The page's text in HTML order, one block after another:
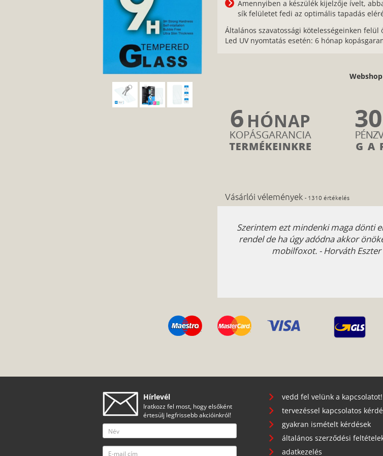
Amennyiben a készülék kijelzője ívelt,
sík felületet fedi az optimális tapadás
Általános szavatossági kötelességeinken
Led UV nyomtatás esetén: 6 hónap
Vásárlói vélemények- 1310 értékelés
Szerintem ezt mindenki maga dönti
rendel de ha úgy adódna akkor
mobilfoxot. - Horváth Eszter
Hírlevél
Iratkozz fel most, hogy elsőként
értesülj legfrissebb akcióinkról!
vedd fel velünk a kapcsolatot!
tervezéssel kapcsolatos
gyakran ismételt kérdések
általános szerződési
adatkezelés